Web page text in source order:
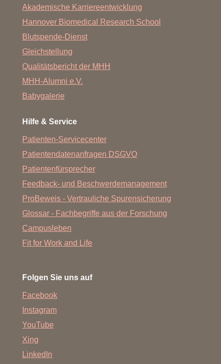
Akademische Karriereentwicklung
Hannover Biomedical Research School
Blutspende-Dienst
Gleichstellung
Qualitätsbericht der MHH
MHH-Alumni e.V.
Babygalerie
Hilfe & Service
Patienten-Servicecenter
Patientendatenanfragen DSGVO
Patientenfürsprecher
Feedback- und Beschwerdemanagement
ProBeweis - Vertrauliche Spurensicherung
Glossar - Fachbegriffe aus der Forschung
Campusleben
Fit for Work and Life
Folgen Sie uns auf
Facebook
Instagram
YouTube
Xing
LinkedIn